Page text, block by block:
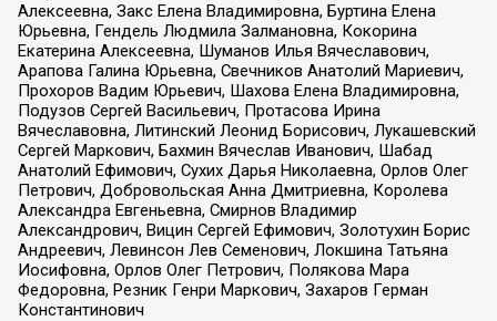
Алексеевна, Закс Елена Владимировна, Буртина Елена
Юрьевна, Гендель Людмила Залмановна, Кокорина
Екатерина Алексеевна, Шуманов Илья Вячеславович,
Арапова Галина Юрьевна, Свечников Анатолий Мариевич,
Прохоров Вадим Юрьевич, Шахова Елена Владимировна,
Подузов Сергей Васильевич, Протасова Ирина
Вячеславовна, Литинский Леонид Борисович, Лукашевский
Сергей Маркович, Бахмин Вячеслав Иванович, Шабад
Анатолий Ефимович, Сухих Дарья Николаевна, Орлов Олег
Петрович, Добровольская Анна Дмитриевна, Королева
Александра Евгеньевна, Смирнов Владимир
Александрович, Вицин Сергей Ефимович, Золотухин Борис
Андреевич, Левинсон Лев Семенович, Локшина Татьяна
Иосифовна, Орлов Олег Петрович, Полякова Мара
Федоровна, Резник Генри Маркович, Захаров Герман
Константинович